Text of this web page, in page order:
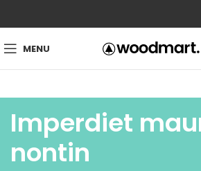
MENU
Imperdiet
nontin